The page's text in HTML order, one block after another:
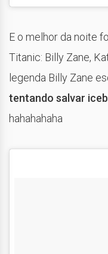
E o melhor da noite
Titanic: Billy Zane,
legenda Billy Zane
tentando salvar
hahahahaha